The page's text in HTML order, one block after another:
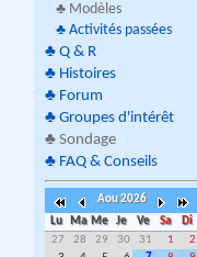
♣ Modèles
♣ Activités passées
♣ Q & R
♣ Histoires
♣ Forum
♣ Groupes d'intérêt
♣ Sondage
♣ FAQ & Conseils
Aou 2026
Lu
Ma Me Je Ve Sa
Di
27
28 29 30 31 1
2